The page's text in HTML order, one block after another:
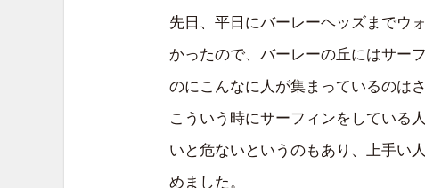
先日、平日にバーレーヘッズまでウ
かったので、バーレーの丘にはサー
のにこんなに人が集まっているのは
こういう時にサーフィンをしている
いと危ないというのもあり、上手い
めました。